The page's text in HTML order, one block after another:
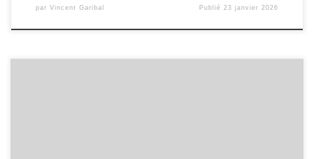
par Vincent Garibal Publié 23 janvier 2026